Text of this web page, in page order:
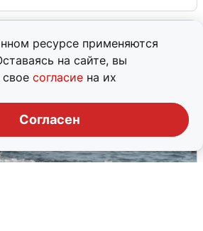
ресурсе применяются
на сайте, вы
согласие на их
Согласен